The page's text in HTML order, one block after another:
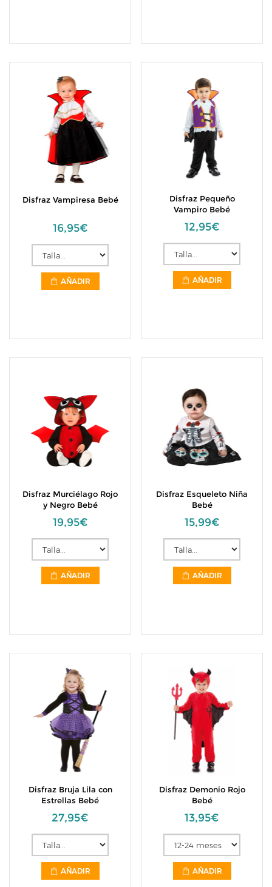
Disfraz Vampiresa Bebé
16,95€
AÑADIR
Disfraz Pequeño
Vampiro Bebé
12,95€
AÑADIR
Disfraz Murciélago Rojo
y Negro Bebé
19,95€
AÑADIR
Disfraz Esqueleto Niña
Bebé
15,99€
AÑADIR
Disfraz Bruja Lila con
Estrellas Bebé
27,95€
AÑADIR
Disfraz Demonio Rojo
Bebé
13,95€
AÑADIR